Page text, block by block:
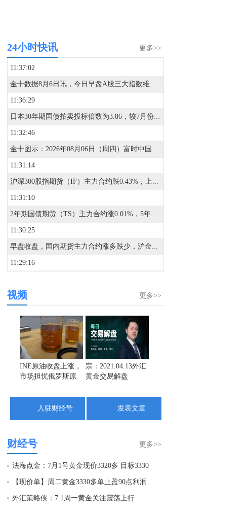
更多>>
24小时快讯
11:37:02
金十数据8月6日讯，今日早盘A股三大指数维持震荡。截至午间收盘，沪指涨0.01%，深证成指跌0.52%，创业板指跌0.67%。盘面上，CPO概念持续走强，沃格光电3连板；PCB概念活跃，景旺电子等涨停；小金属概念走高，云南锗业3连板；另外，存储芯片概念、CRO概念、电子化学品、煤炭等板块涨幅居前；教育、电力、证券、造纸等板块跌幅居前。全市场约3700只个股下跌，半日成交额超1.7万亿元。
11:36:29
日本30年期国债拍卖投标倍数为3.86，较7月份的4.55有所下降。
11:32:46
金十图示：2026年08月06日（周四）富时中国A50指数成分股午盘收盘行情一览：银行股涨跌不一
11:31:14
沪深300股指期货（IF）主力合约跌0.43%，上证50股指期货（IH）主力合约跌0.36%，中证500股指期货（IC）主力合约跌0.35%，中证1000股指期货（IM）主力合约涨0.08%。
11:31:10
2年期国债期货（TS）主力合约涨0.01%，5年期国债期货（TF）主力合约跌0.01%，10年期国债期货（T）主力合约跌0.04%，30年期国债期货（TL）主力合约跌0.11%。
11:30:25
早盘收盘，国内期货主力合约涨多跌少，沪金、沪银涨超3%，红枣、铁矿石涨超2%，焦炭、生猪涨近2%，铂、钯涨超1%。跌幅方面，甲醇跌超3%，丙烯跌近3%，沪镍、聚丙烯月均、聚丙烯、纯苯、苯乙烯（EB）跌超2%，液化石油气（LPG）跌近2%。
11:29:16
11:28:03
11:23:28
11:22:18
消息人士：印尼央行临时行长德斯特里是行长的热门人选。
更多>>
视频
INE原油收盘上涨，
市场担忧俄罗斯原
宗：2021.04.13外汇
黄金交易解盘
入驻财经号 发表文章
更多>>
财经号
法海点金：7月1号黄金现价3320多 目标3330
【现价单】周二黄金3330多单止盈90点利润
外汇策略侠：7.1周一黄金关注震荡上行